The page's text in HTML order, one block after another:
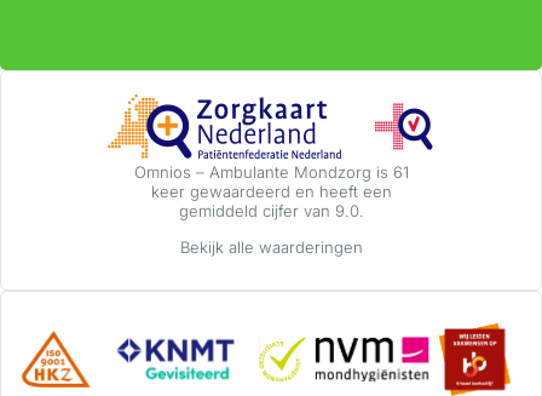
Omnios – Ambulante Mondzorg is 61
keer gewaardeerd en heeft een
gemiddeld cijfer van 9.0.
Bekijk alle waarderingen